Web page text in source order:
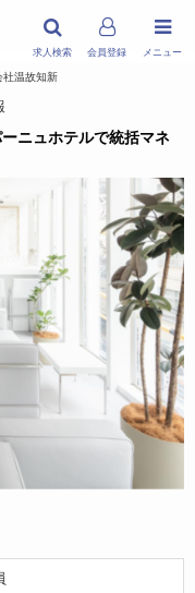
メニュー
求人検索 会員登録
社温故知新
ニュホテルで統括マネ